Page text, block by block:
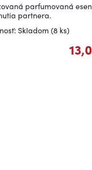
parfumovaná
partnera.
Skladom (8 ks)